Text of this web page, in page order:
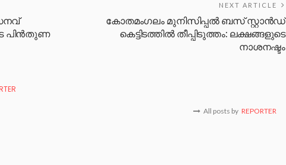
പിൻതുണ
NEXT ARTICLE
കോതമംഗലം മുനിസിപ്പല്‍ ബസ് സ്റ്റാന്‍ഡ്
കെട്ടിടത്തില്‍ തീപ്പിടുത്തം: ലക്ഷങ്ങളുടെ
നാശനഷ്ടം
All posts by REPORTER